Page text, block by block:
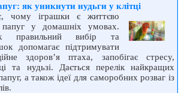
як уникнути нудьги у клітці
чому іграшки є життєво
папуг у домашніх умовах.
правильний вибір та
допомагає підтримувати
здоров’я птаха, запобігає стресу,
та нудьзі. Дається перелік найкращих
а також ідеї для саморобних розваг із